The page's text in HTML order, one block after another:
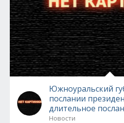
Южноуральский
послании
длительное
Новости